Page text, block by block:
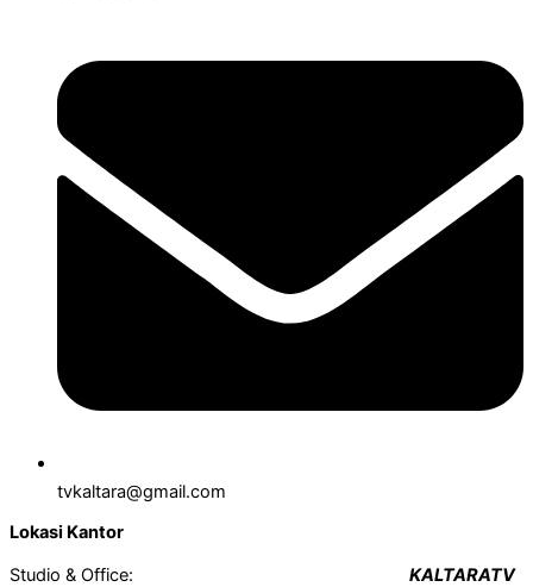
tvkaltara@gmail.com
Lokasi Kantor
Studio & Office: KALTARATV